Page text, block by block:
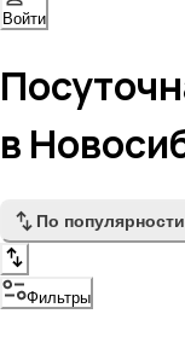
Войти
в
По популярности
Фильтры